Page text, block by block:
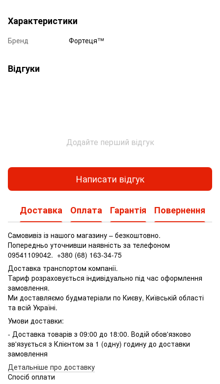
Характеристики
Бренд Фортеця™
Відгуки
Додайте перший відгук
Написати відгук
Доставка Оплата Гарантія Повернення
Самовивіз із нашого магазину – безкоштовно.
Попередньо уточнивши наявність за телефоном
09541109042. +380 (68) 163-34-75
Доставка транспортом компанії.
Тариф розраховується індивідуально під час оформлення
замовлення.
Ми доставляємо будматеріали по Києву, Київській області
та всій Україні.
Умови доставки:
- Доставка товарів з 09:00 до 18:00. Водій обов'язково
зв'язується з Клієнтом за 1 (одну) годину до доставки
замовлення
Детальніше про доставку
Спосіб оплати